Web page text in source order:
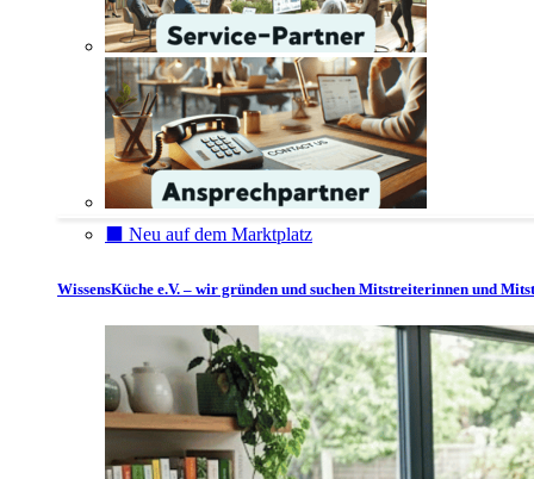
⬛️ Neu auf dem Marktplatz
WissensKüche e.V. – wir gründen und suchen Mitstreiterinnen und